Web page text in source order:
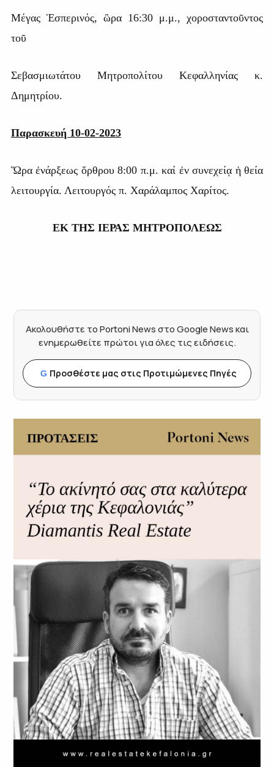
Μέγας Ἑσπερινός, ὣρα 16:30 μ.μ., χοροσταντοῦντος
τοῦ
Σεβασμιωτάτου Μητροπολίτου Κεφαλληνίας κ.
Δημητρίου.
Παρασκευή 10-02-2023
Ὥρα ἐνάρξεως ὄρθρου 8:00 π.μ. καί ἐν συνεχείᾳ ἡ θεία
λειτουργία. Λειτουργός π. Χαράλαμπος Χαρίτος.
ΕΚ ΤΗΣ ΙΕΡΑΣ ΜΗΤΡΟΠΟΛΕΩΣ
Ακολουθήστε το Portoni News στο Google News και
ενημερωθείτε πρώτοι για όλες τις ειδήσεις.
G Προσθέστε μας στις Προτιμώμενες Πηγές